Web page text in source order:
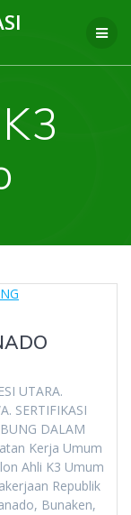
UTARA.
SERTIFIKASI
DALAM
Kerja Umum
Ahli K3 Umum
Republik
Bunaken,